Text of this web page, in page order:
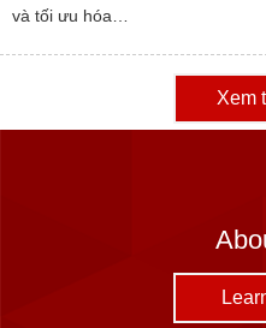
và tối ưu hóa…
Xem